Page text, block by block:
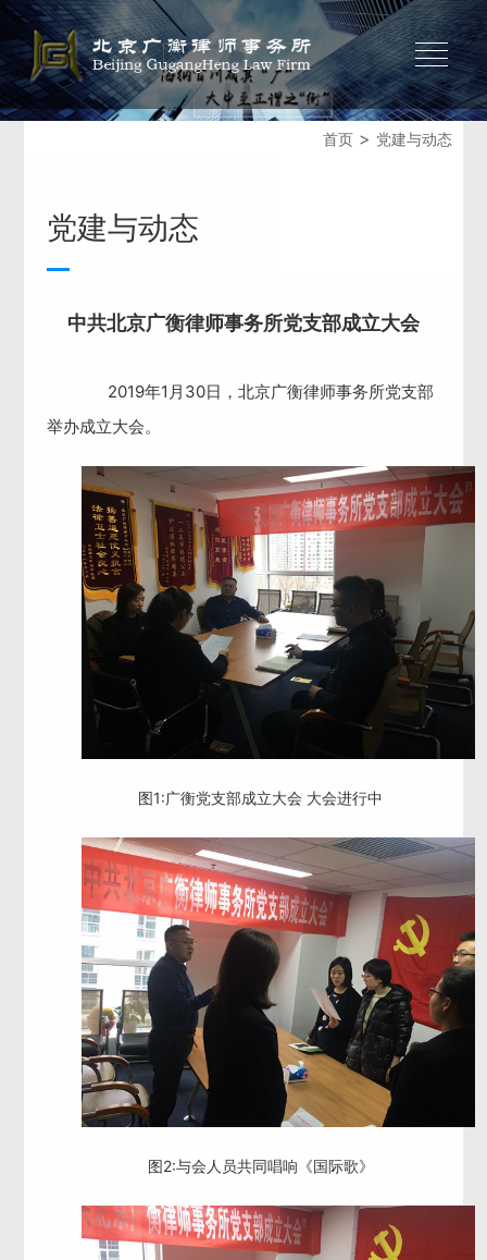
首页> 党建与动态
党建与动态
中共北京广衡律师事务所党支部成立大会
2019年1月30日，北京广衡律师事务所党支部
举办成立大会。
图1:广衡党支部成立大会 大会进行中
图2:与会人员共同唱响《国际歌》